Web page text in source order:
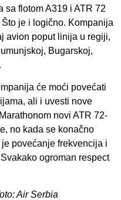
sa flotom A319 i ATR 72
je i logično. Kompanija
avion poput linija u regiji,
Bugarskoj,
će moći povećati
ali i uvesti nove
novi ATR 72-
no kada se konačno
povećanje frekvencija i
ogroman respect
Air Serbia